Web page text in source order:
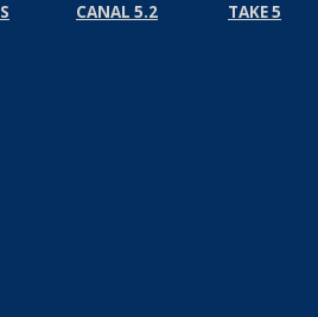
CANAL 5.2 TAKE 5